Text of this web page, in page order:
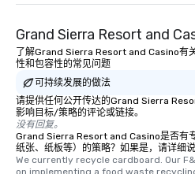
Grand Sierra Resort and
了解Grand Sierra Resort and Casino有
性和包容性的常见问题
可持续发展的做法
请提供任何公开传达的Grand Sierra
影响目标/策略的评论或链接。
没有回复。
Grand Sierra Resort and Casino是否有
纸张、纸板等）的策略？如果是，请详细
We currently recycle cardboard. Our